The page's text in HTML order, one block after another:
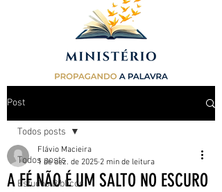
Post
Todos posts
Estudos Bíblicos
Todos posts
A FÉ NÃO É UM SALTO NO ESCURO
Flávio Macieira
1 de dez. de 2025 2 min de leitura